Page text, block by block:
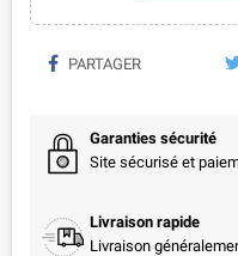
PARTAGER
Garanties sécurité
Site sécurisé et
Livraison rapide
Livraison